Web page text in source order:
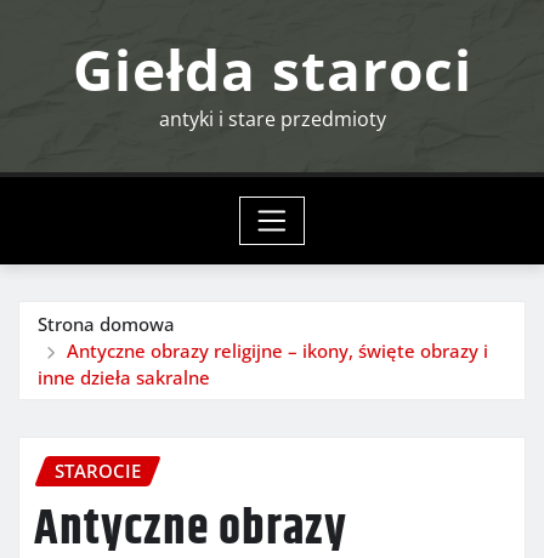
Giełda staroci
antyki i stare przedmioty
Strona domowa
Antyczne obrazy religijne – ikony, święte obrazy i
inne dzieła sakralne
STAROCIE
Antyczne obrazy